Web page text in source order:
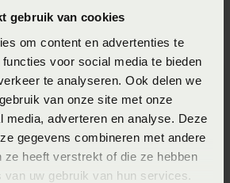
gebruik van cookies
om content en advertenties te
voor social media te bieden
te analyseren. Ook delen we
van onze site met onze
media, adverteren en analyse. Deze
gegevens combineren met andere
ze heeft verstrekt of die ze hebben
uw gebruik van hun services.